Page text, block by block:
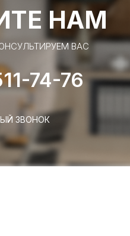
НАМ
ВАС
74-76
ЗВОНОК